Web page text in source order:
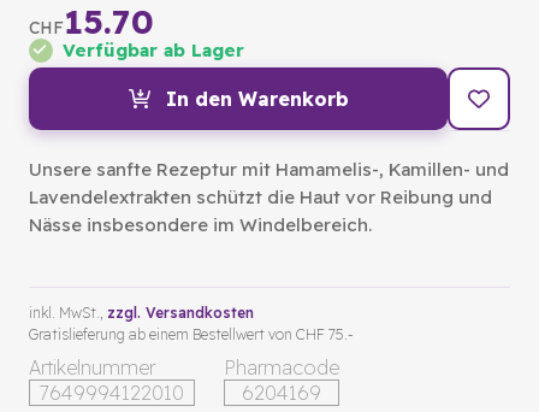
CHF15.70
Verfügbar ab Lager
In den Warenkorb
Unsere sanfte Rezeptur mit Hamamelis-, Kamillen- und
Lavendelextrakten schützt die Haut vor Reibung und
Nässe insbesondere im Windelbereich.
Artikelnummer
7649994122010
Pharmacode
6204169
inkl. MwSt., zzgl. Versandkosten
Gratislieferung ab einem Bestellwert von CHF 75.-